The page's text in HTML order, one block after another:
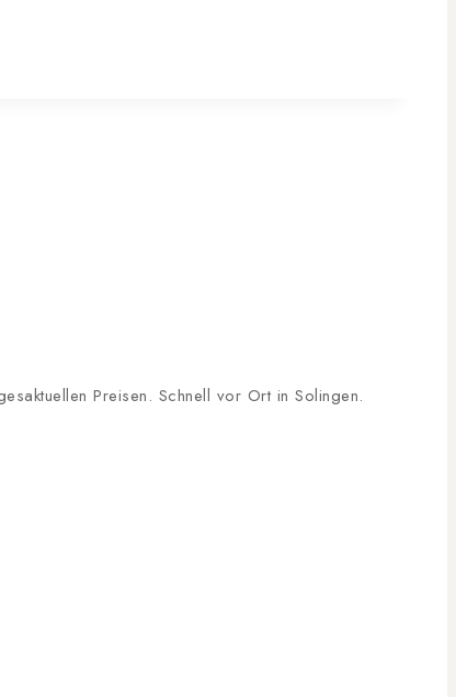
Preisen. Schnell vor Ort in Solingen.